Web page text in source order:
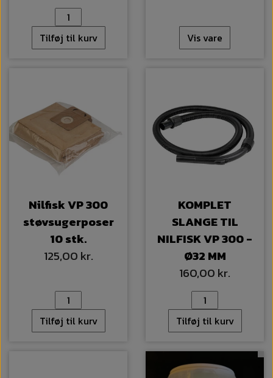
Tilføj til kurv Vis vare
Nilfisk VP 300
støvsugerposer
10 stk.
125,00 kr.
Tilføj til kurv
KOMPLET
SLANGE TIL
NILFISK VP 300 -
Ø32 MM
160,00 kr.
Tilføj til kurv